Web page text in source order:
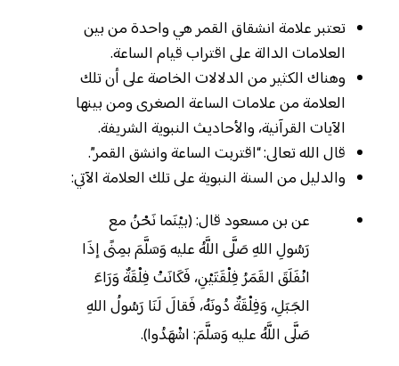
تعتبر علامة انشقاق القمر هي واحدة من بين
العلامات الدالة على اقتراب قيام الساعة.
وهناك الكثير من الدلالات الخاصة على أن تلك
العلامة من علامات الساعة الصغرى ومن بينها
الآيات القرآنية، والأحاديث النبوية الشريفة.
قال الله تعالى: “اقتربت الساعة وانشق القمر”.
والدليل من السنة النبوية على تلك العلامة الآتي:
عن بن مسعود قال: (بيْنَما نَحْنُ مع
رَسُولِ اللهِ صَلَّى اللَّهُ عليه وَسَلَّمَ بمِنًى إذَا
انْفَلَقَ القَمَرُ فِلْقَتَيْنِ، فَكَانَتْ فِلْقَةٌ وَرَاءَ
الجَبَلِ، وَفِلْقَةٌ دُونَهُ، فَقالَ لَنَا رَسُولُ اللهِ
صَلَّى اللَّهُ عليه وَسَلَّمَ: اشْهَدُوا).